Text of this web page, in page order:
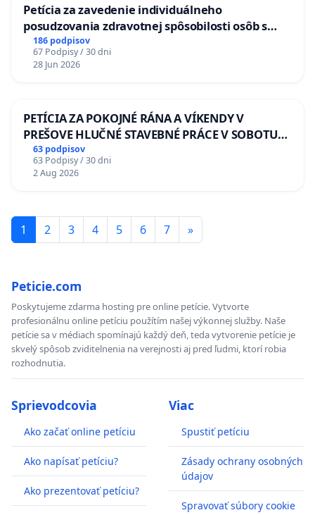
Petícia za zavedenie individuálneho
posudzovania zdravotnej spôsobilosti osôb s
diabetom 1. a 2. typu pri prijímaní do
Policajného zboru SR
186 podpisov
67 Podpisy / 30 dni
28 Jun 2026
PETÍCIA ZA POKOJNÉ RÁNA A VÍKENDY V
PREŠOVE HLUČNÉ STAVEBNÉ PRÁCE V SOBOTU
LEN OD 9.00 DO 13.00 HOD., CEZ PRACOVNÝ
TÝŽDEŇ CIEĽ 8.00 – 18.00 HOD. A PRAVIDELNÁ
KONTROLA STAVBY C-AREA NA
63 podpisov
63 Podpisy / 30 dni
2 Aug 2026
1 2 3 4 5 6 7 »
Peticie.com
Poskytujeme zdarma hosting pre online petície. Vytvorte
profesionálnu online petíciu použítím našej výkonnej služby. Naše
petície sa v médiach spomínajú každý deň, teda vytvorenie petície je
skvelý spôsob zviditelnenia na verejnosti aj pred ľudmi, ktorí robia
rozhodnutia.
Sprievodcovia
Ako začať online petíciu
Ako napísať petíciu?
Ako prezentovať petíciu?
Viac
Spustiť petíciu
Zásady ochrany osobných
údajov
Spravovať súbory cookie